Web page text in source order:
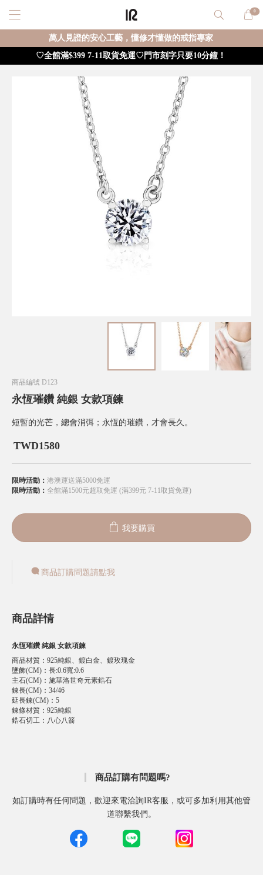
0
萬人見證的安心工藝，懂修才懂做的戒指專家
♡全館滿$399 7-11取貨免運♡門市刻字只要10分鐘！
商品編號 D123
永恆璀鑽 純銀 女款項鍊
短暫的光芒，總會消弭；永恆的璀鑽，才會長久。
TWD1580
限時活動： 港澳運送滿5000免運
限時活動： 全館滿1500元超取免運 (滿399元 7-11取貨免運)
我要購買
商品訂購問題請點我
商品詳情
永恆璀鑽 純銀 女款項鍊
商品材質 ： 925純銀、鍍白金、鍍玫瑰金
墬飾(CM) ： 長:0.6寬:0.6
主石(CM) ： 施華洛世奇元素鋯石
鍊長(CM) ： 34/46
延長鍊(CM) ： 5
鍊條材質 ： 925純銀
鋯石切工 ： 八心八箭
商品訂購有問題嗎?
如訂購時有任何問題，歡迎來電洽詢IR客服，或可多加利用其他管
道聯繫我們。